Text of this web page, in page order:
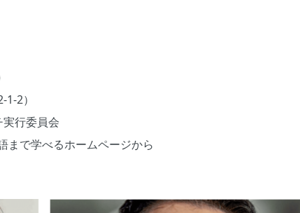
2）
行委員会
まで学べるホームページから